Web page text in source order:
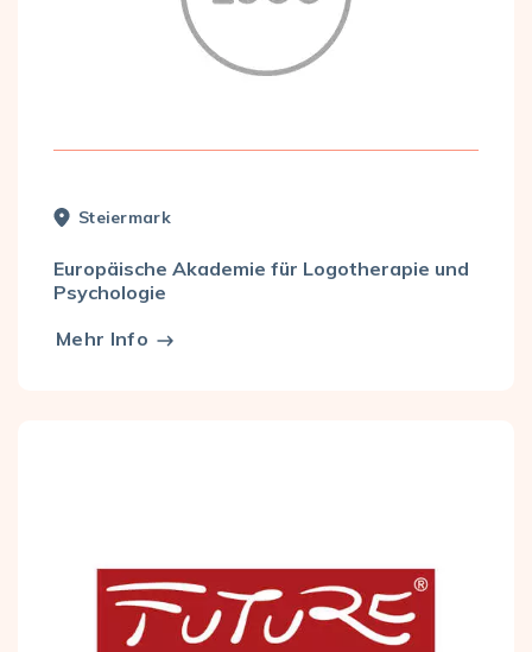
Steier­mark
Europäische Akademie für Logotherapie und
Psychologie
Mehr Info